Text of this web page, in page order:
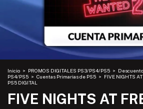
Inicio > PROMOS DIGITALES PS3/PS4/PS5 >
PS4/PS5 > Cuentas Primarias de PS5 > FIVE NIGHTS
PS5 DIGITAL
FIVE NIGHTS AT